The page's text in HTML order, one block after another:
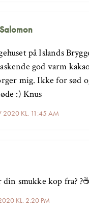
2020 KL. 11:45 AM
på Islands
god varm
mig. Ikke for sød
:) Knus
KL. 2:20 PM
smukke kop fra?